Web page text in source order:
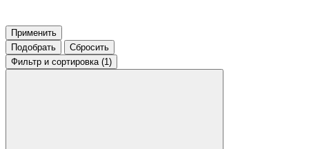
Применить
Подобрать
Сбросить
Фильтр и сортировка (1)